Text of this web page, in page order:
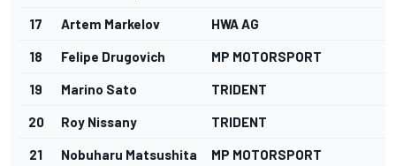
17 Artem Markelov HWA AG
18 Felipe Drugovich MP MOTORSPORT
19 Marino Sato TRIDENT
20 Roy Nissany TRIDENT
21 Nobuharu Matsushita MP MOTORSPORT